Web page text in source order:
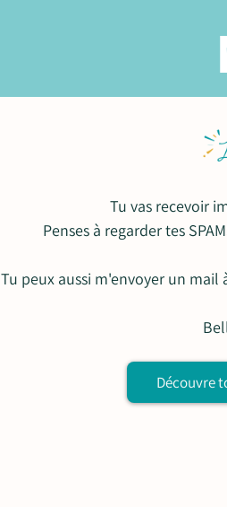
Tu vas recevoir
Penses à regarder tes
Tu peux aussi m'envoyer un
Découvre